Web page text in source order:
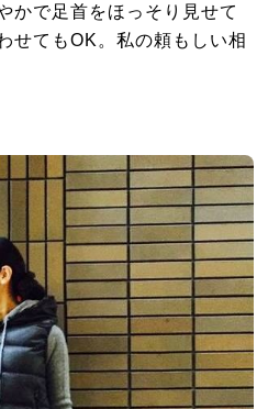
かで足首をほっそり見せて
せてもOK。私の頼もしい相